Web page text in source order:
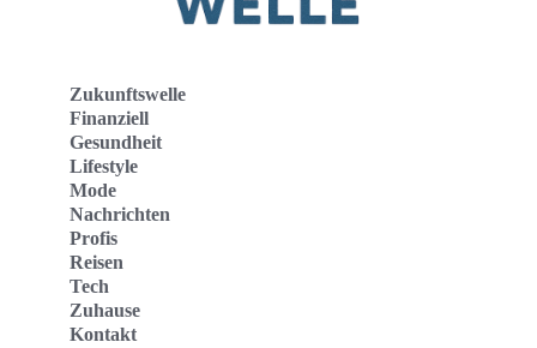
Zukunftswelle
Finanziell
Gesundheit
Lifestyle
Mode
Nachrichten
Profis
Reisen
Tech
Zuhause
Kontakt